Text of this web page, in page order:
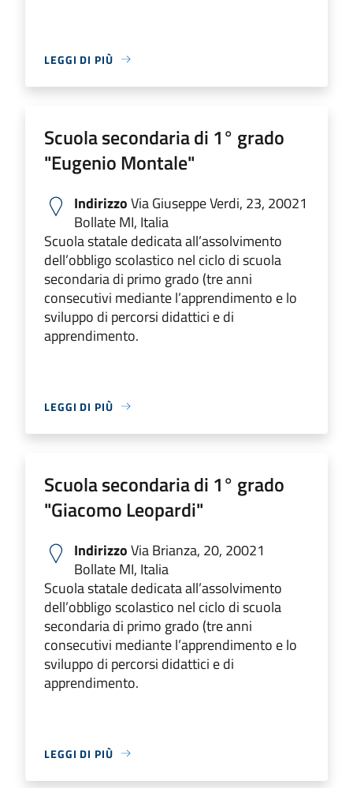
LEGGI DI PIÙ
Scuola secondaria di 1° grado
"Eugenio Montale"
IndirizzoVia Giuseppe Verdi, 23, 20021
Bollate MI, Italia
Scuola statale dedicata all’assolvimento
dell’obbligo scolastico nel ciclo di scuola
secondaria di primo grado (tre anni
consecutivi mediante l’apprendimento e lo
sviluppo di percorsi didattici e di
apprendimento.
LEGGI DI PIÙ
Scuola secondaria di 1° grado
"Giacomo Leopardi"
IndirizzoVia Brianza, 20, 20021
Bollate MI, Italia
Scuola statale dedicata all’assolvimento
dell’obbligo scolastico nel ciclo di scuola
secondaria di primo grado (tre anni
consecutivi mediante l’apprendimento e lo
sviluppo di percorsi didattici e di
apprendimento.
LEGGI DI PIÙ